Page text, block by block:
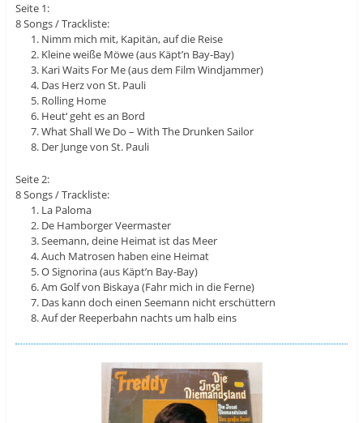
Seite 1:
8 Songs / Trackliste:
Nimm mich mit, Kapitän, auf die Reise
Kleine weiße Möwe (aus Käpt’n Bay-Bay)
Kari Waits For Me (aus dem Film Windjammer)
Das Herz von St. Pauli
Rolling Home
Heut‘ geht es an Bord
What Shall We Do – With The Drunken Sailor
Der Junge von St. Pauli
Seite 2:
8 Songs / Trackliste:
La Paloma
De Hamborger Veermaster
Seemann, deine Heimat ist das Meer
Auch Matrosen haben eine Heimat
O Signorina (aus Käpt’n Bay-Bay)
Am Golf von Biskaya (Fahr mich in die Ferne)
Das kann doch einen Seemann nicht erschüttern
Auf der Reeperbahn nachts um halb eins